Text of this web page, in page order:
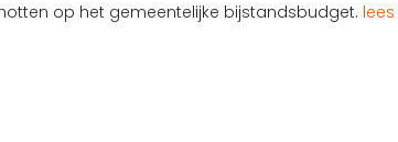
op het gemeentelijke bijstandsbudget.